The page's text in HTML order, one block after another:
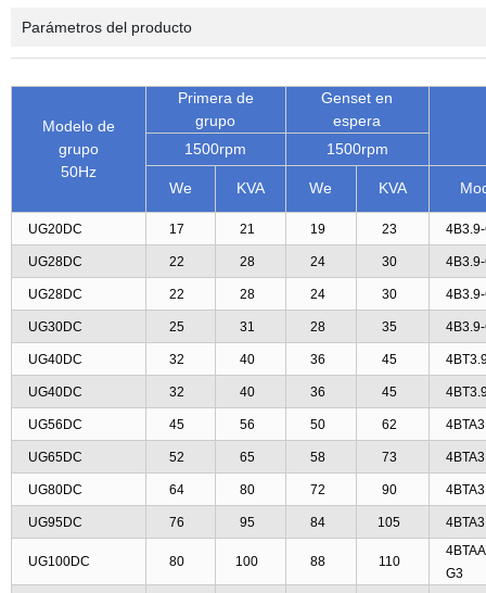
Parámetros del producto
Modelo de
grupo
50Hz
Primera de
grupo
Genset en
espera
1500rpm
1500rpm
We KVA We KVA
UG20DC 17 21 19 23
UG28DC 22 28 24 30
UG28DC 22 28 24 30
UG30DC 25 31 28 35
UG40DC 32 40 36 45
UG40DC 32 40 36 45
UG56DC 45 56 50 62
UG65DC 52 65 58 73
UG80DC 64 80 72 90
UG95DC 76 95 84 105
UG100DC 80 100 88 110
G3